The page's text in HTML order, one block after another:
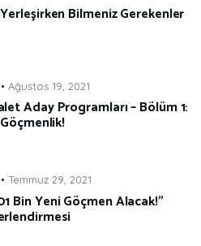
Bilmeniz Gerekenler
Ağustos 19, 2021
Aday Programları – Bölüm 1:
Temmuz 29, 2021
Bin Yeni Göçmen Alacak!”